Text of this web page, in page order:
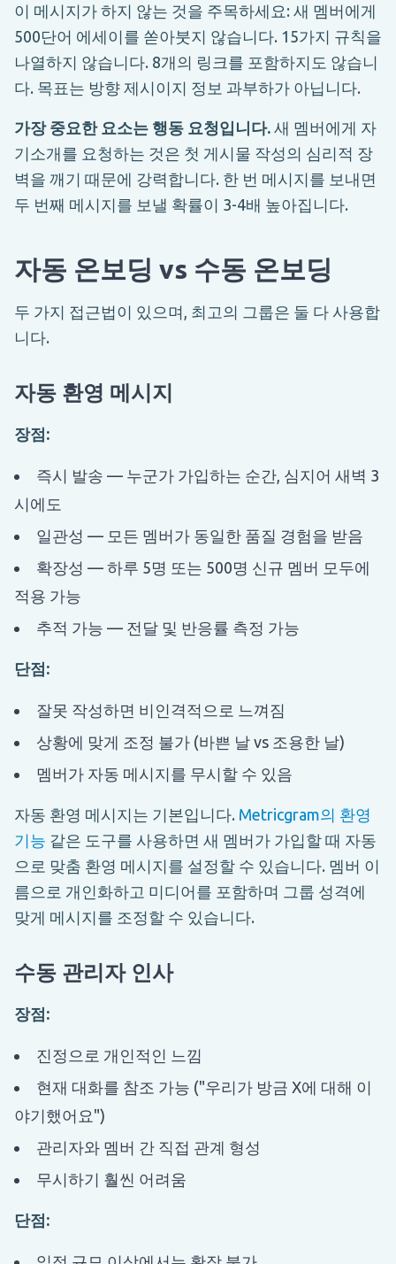
이 메시지가 하지 않는 것을 주목하세요: 새 멤버에게
500단어 에세이를 쏟아붓지 않습니다. 15가지 규칙을
나열하지 않습니다. 8개의 링크를 포함하지도 않습니
다. 목표는 방향 제시이지 정보 과부하가 아닙니다.
가장 중요한 요소는 행동 요청입니다. 새 멤버에게 자
기소개를 요청하는 것은 첫 게시물 작성의 심리적 장
벽을 깨기 때문에 강력합니다. 한 번 메시지를 보내면
두 번째 메시지를 보낼 확률이 3-4배 높아집니다.
자동 온보딩 vs 수동 온보딩
두 가지 접근법이 있으며, 최고의 그룹은 둘 다 사용합
니다.
자동 환영 메시지
장점:
즉시 발송 — 누군가 가입하는 순간, 심지어 새벽 3
시에도
일관성 — 모든 멤버가 동일한 품질 경험을 받음
확장성 — 하루 5명 또는 500명 신규 멤버 모두에
적용 가능
추적 가능 — 전달 및 반응률 측정 가능
단점:
잘못 작성하면 비인격적으로 느껴짐
상황에 맞게 조정 불가 (바쁜 날 vs 조용한 날)
멤버가 자동 메시지를 무시할 수 있음
자동 환영 메시지는 기본입니다. Metricgram의 환영
기능 같은 도구를 사용하면 새 멤버가 가입할 때 자동
으로 맞춤 환영 메시지를 설정할 수 있습니다. 멤버 이
름으로 개인화하고 미디어를 포함하며 그룹 성격에
맞게 메시지를 조정할 수 있습니다.
수동 관리자 인사
장점:
진정으로 개인적인 느낌
현재 대화를 참조 가능 ("우리가 방금 X에 대해 이
야기했어요")
관리자와 멤버 간 직접 관계 형성
무시하기 훨씬 어려움
단점: